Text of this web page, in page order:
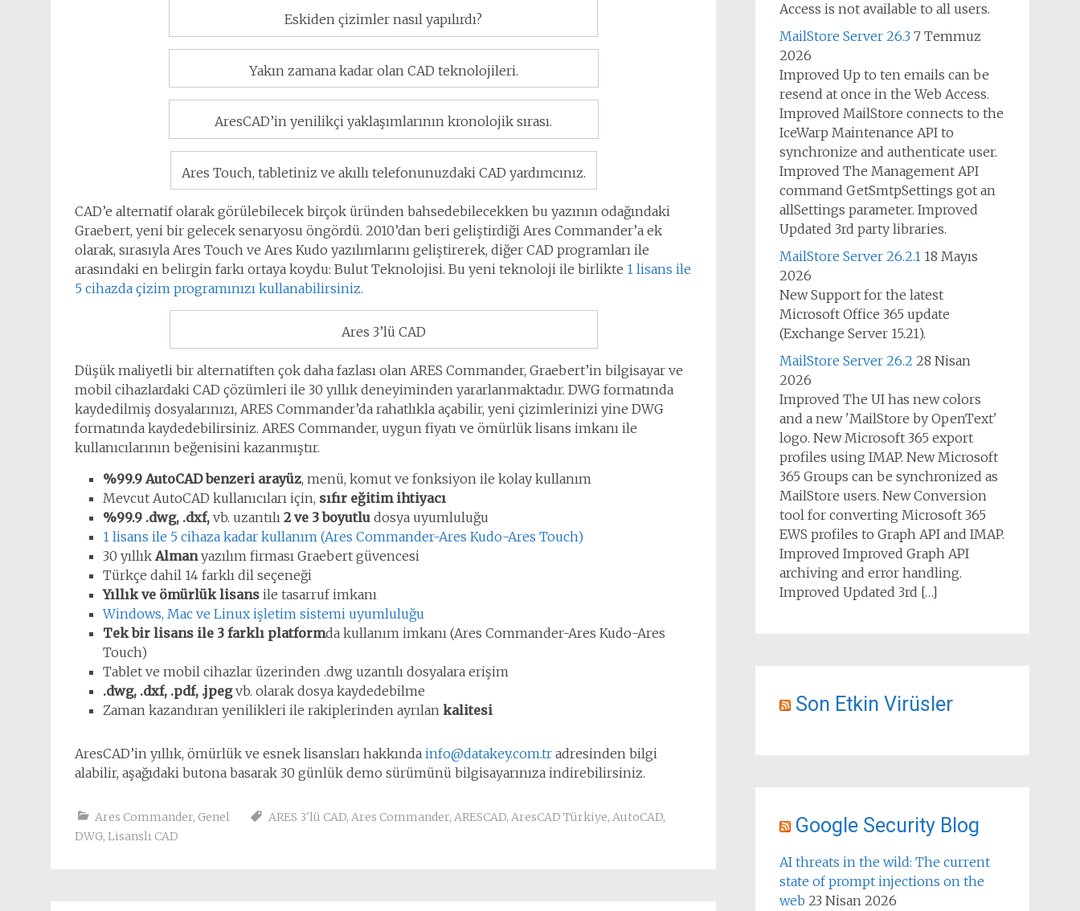
Eskiden çizimler nasıl yapılırdı?
Yakın zamana kadar olan CAD teknolojileri.
AresCAD’in yenilikçi yaklaşımlarının kronolojik sırası.
Ares Touch, tabletiniz ve akıllı telefonunuzdaki CAD yardımcınız.
CAD’e alternatif olarak görülebilecek birçok üründen bahsedebilecekken bu yazının odağındaki
Graebert, yeni bir gelecek senaryosu öngördü. 2010’dan beri geliştirdiği Ares Commander’a ek
olarak, sırasıyla Ares Touch ve Ares Kudo yazılımlarını geliştirerek, diğer CAD programları ile
arasındaki en belirgin farkı ortaya koydu: Bulut Teknolojisi. Bu yeni teknoloji ile birlikte 1 lisans ile
5 cihazda çizim programınızı kullanabilirsiniz.
Ares 3’lü CAD
Düşük maliyetli bir alternatiften çok daha fazlası olan ARES Commander, Graebert’in bilgisayar ve
mobil cihazlardaki CAD çözümleri ile 30 yıllık deneyiminden yararlanmaktadır. DWG formatında
kaydedilmiş dosyalarınızı, ARES Commander’da rahatlıkla açabilir, yeni çizimlerinizi yine DWG
formatında kaydedebilirsiniz. ARES Commander, uygun fiyatı ve ömürlük lisans imkanı ile
kullanıcılarının beğenisini kazanmıştır.
%99.9 AutoCAD benzeri arayüz, menü, komut ve fonksiyon ile kolay kullanım
Mevcut AutoCAD kullanıcıları için, sıfır eğitim ihtiyacı
%99.9 .dwg, .dxf, vb. uzantılı 2 ve 3 boyutlu dosya uyumluluğu
1 lisans ile 5 cihaza kadar kullanım (Ares Commander-Ares Kudo-Ares Touch)
30 yıllık Almanyazılım firması Graebert güvencesi
Türkçe dahil 14 farklı dil seçeneği
Yıllık ve ömürlük lisans ile tasarruf imkanı
Windows, Mac ve Linux işletim sistemi uyumluluğu
Tek bir lisans ile 3 farklı platformda kullanım imkanı (Ares Commander-Ares Kudo-Ares
Touch)
Tablet ve mobil cihazlar üzerinden .dwg uzantılı dosyalara erişim
.dwg, .dxf, .pdf, .jpegvb. olarak dosya kaydedebilme
Zaman kazandıran yenilikleri ile rakiplerinden ayrılan kalitesi
AresCAD’in yıllık, ömürlük ve esnek lisansları hakkında info@datakey.com.tr adresinden bilgi
alabilir, aşağıdaki butona basarak 30 günlük demo sürümünü bilgisayarınıza indirebilirsiniz.
Ares Commander, Genel ARES 3'lü CAD, Ares Commander, ARESCAD, AresCAD Türkiye, AutoCAD,
DWG, Lisanslı CAD
Access is not available to all users.
MailStore Server 26.3 7 Temmuz
2026
Improved Up to ten emails can be
resend at once in the Web Access.
Improved MailStore connects to the
IceWarp Maintenance API to
synchronize and authenticate user.
Improved The Management API
command GetSmtpSettings got an
allSettings parameter. Improved
Updated 3rd party libraries.
MailStore Server 26.2.1 18 Mayıs
2026
New Support for the latest
Microsoft Office 365 update
(Exchange Server 15.21).
MailStore Server 26.2 28 Nisan
2026
Improved The UI has new colors
and a new 'MailStore by OpenText'
logo. New Microsoft 365 export
profiles using IMAP. New Microsoft
365 Groups can be synchronized as
MailStore users. New Conversion
tool for converting Microsoft 365
EWS profiles to Graph API and IMAP.
Improved Improved Graph API
archiving and error handling.
Improved Updated 3rd […]
Son Etkin Virüsler
Google Security Blog
AI threats in the wild: The current
state of prompt injections on the
web 23 Nisan 2026